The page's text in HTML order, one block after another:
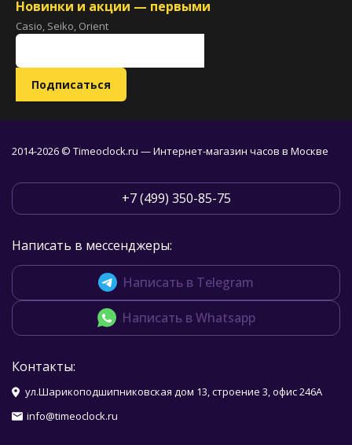
Новинки и акции — первыми
Casio, Seiko, Orient
2014-2026 © Timeoclock.ru — Интернет-магазин часов в Москве
+7 (499) 350-85-75
Написать в мессенджеры:
Написать в Telegram
Написать в Whatsapp
Контакты:
ул.Шарикоподшипниковская дом 13, строение 3, офис 246А
info@timeoclock.ru